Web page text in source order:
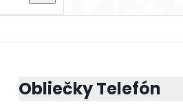
Obliečky Telefón